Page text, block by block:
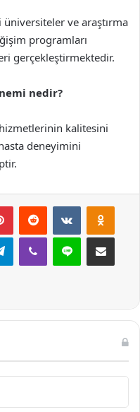
ve araştırma
programları
gerçekleştirmektedir.
nedir?
kalitesini
deneyimini
PinterestReddit VKontakte
TelegramViber Line E-Posta ile